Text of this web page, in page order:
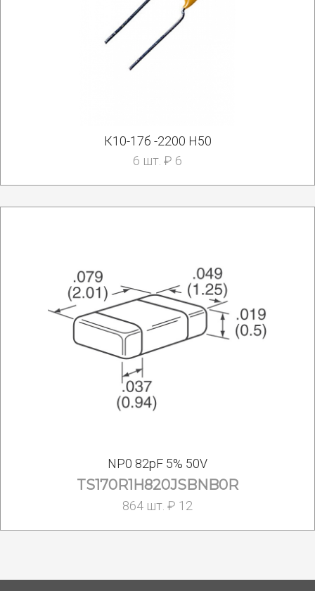
К10-17б -2200 Н50
6 шт. ₽ 6
NP0 82pF 5% 50V
TS170R1H820JSBNB0R
864 шт. ₽ 12